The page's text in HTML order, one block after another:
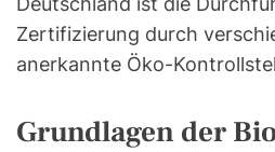
Zertifizierung durch
anerkannte Öko-
Grundlagen der